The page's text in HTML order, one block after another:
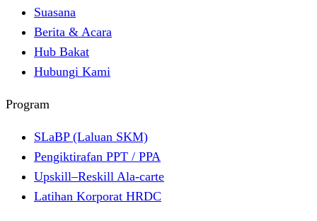
Suasana
Berita & Acara
Hub Bakat
Hubungi Kami
Program
SLaBP (Laluan SKM)
Pengiktirafan PPT / PPA
Upskill–Reskill Ala-carte
Latihan Korporat HRDC